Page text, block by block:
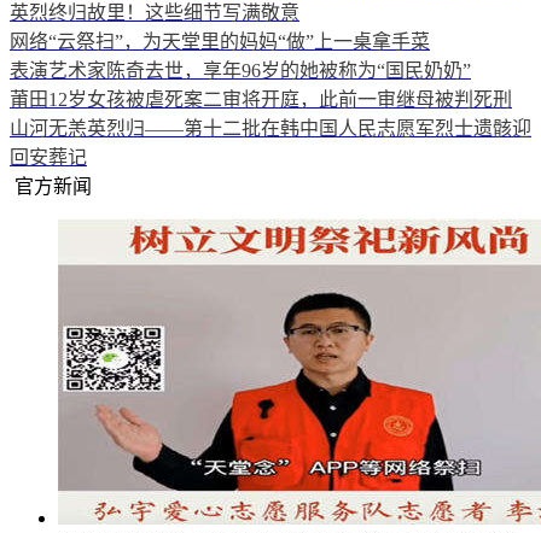
英烈终归故里！这些细节写满敬意
网络“云祭扫”，为天堂里的妈妈“做”上一桌拿手菜
表演艺术家陈奇去世，享年96岁的她被称为“国民奶奶”
莆田12岁女孩被虐死案二审将开庭，此前一审继母被判死刑
山河无恙英烈归——第十二批在韩中国人民志愿军烈士遗骸迎
回安葬记
官方新闻